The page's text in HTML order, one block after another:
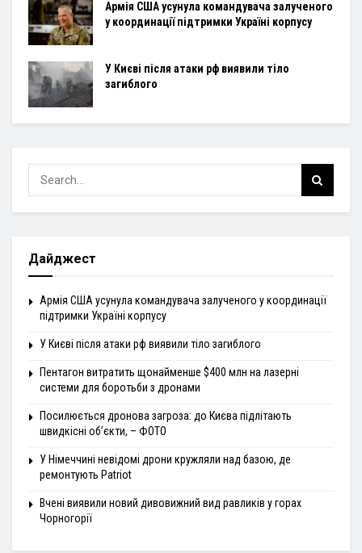
Армія США усунула командувача залученого
у координації підтримки Україні корпусу
У Києві після атаки рф виявили тіло
загиблого
Дайджест
Армія США усунула командувача залученого у координації
підтримки Україні корпусу
У Києві після атаки рф виявили тіло загиблого
Пентагон витратить щонайменше $400 млн на лазерні
системи для боротьби з дронами
Посилюється дронова загроза: до Києва підлітають
швидкісні об’єкти, – ФОТО
У Німеччині невідомі дрони кружляли над базою, де
ремонтують Patriot
Вчені виявили новий дивовижний вид равликів у горах
Чорногорії